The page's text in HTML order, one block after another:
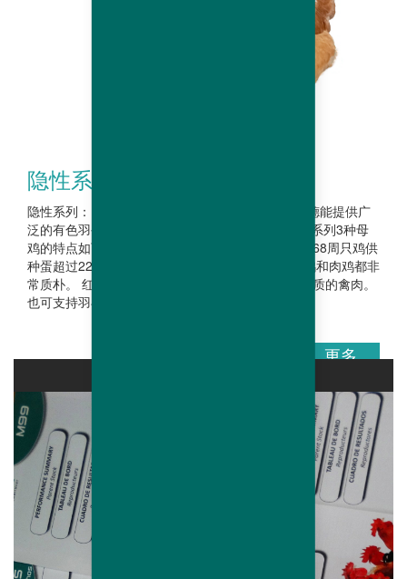
隐性系产品
隐性系列：肉鸡可以传承上一代父本的性状。哈伯德能提供广
泛的有色羽公鸡系列，必定能满足您的需求。 这个系列3种母
鸡的特点如下： JA57Ki：父母代生产性能最好，到68周只鸡供
种蛋超过227枚，肉鸡公母可通过羽毛鉴别。种母鸡和肉鸡都非
常质朴。 红宝MINI：生产优良品质的肉鸡，以及优质的禽肉。
也可支持羽毛鉴别公母。 母鸡 JA 57 Ki 红宝...
更多